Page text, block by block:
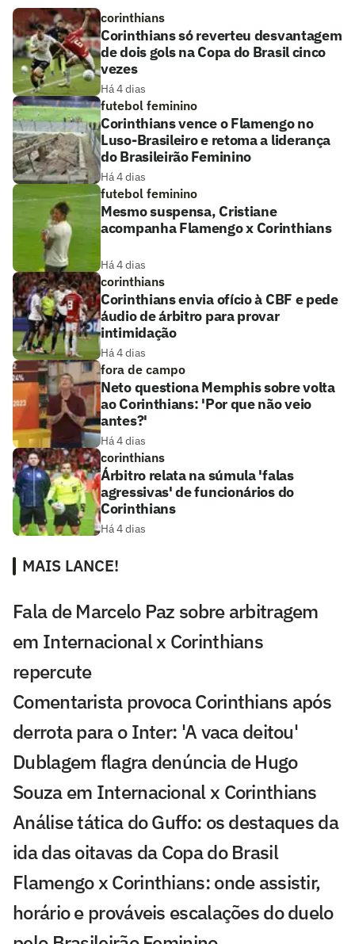
corinthians
Corinthians só reverteu desvantagem
de dois gols na Copa do Brasil cinco
vezes
Há 4 dias
futebol feminino
Corinthians vence o Flamengo no
Luso-Brasileiro e retoma a liderança
do Brasileirão Feminino
Há 4 dias
futebol feminino
Mesmo suspensa, Cristiane
acompanha Flamengo x Corinthians
Há 4 dias
corinthians
Corinthians envia ofício à CBF e pede
áudio de árbitro para provar
intimidação
Há 4 dias
fora de campo
Neto questiona Memphis sobre volta
ao Corinthians: 'Por que não veio
antes?'
Há 4 dias
corinthians
Árbitro relata na súmula 'falas
agressivas' de funcionários do
Corinthians
Há 4 dias
MAIS LANCE!
Fala de Marcelo Paz sobre arbitragem
em Internacional x Corinthians
repercute
Comentarista provoca Corinthians após
derrota para o Inter: 'A vaca deitou'
Dublagem flagra denúncia de Hugo
Souza em Internacional x Corinthians
Análise tática do Guffo: os destaques da
ida das oitavas da Copa do Brasil
Flamengo x Corinthians: onde assistir,
horário e prováveis escalações do duelo